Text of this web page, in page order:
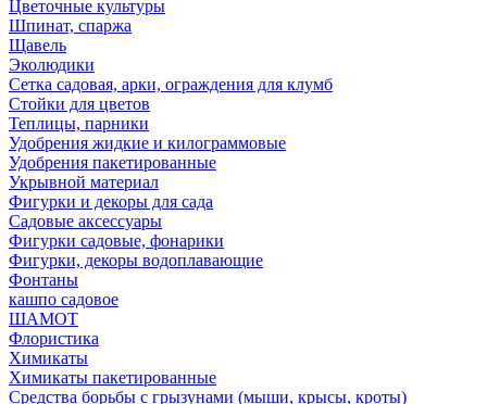
Цветочные культуры
Шпинат, спаржа
Щавель
Эколюдики
Сетка садовая, арки, ограждения для клумб
Стойки для цветов
Теплицы, парники
Удобрения жидкие и килограммовые
Удобрения пакетированные
Укрывной материал
Фигурки и декоры для сада
Садовые аксессуары
Фигурки садовые, фонарики
Фигурки, декоры водоплавающие
Фонтаны
кашпо садовое
ШАМОТ
Флористика
Химикаты
Химикаты пакетированные
Средства борьбы с грызунами (мыши, крысы, кроты)